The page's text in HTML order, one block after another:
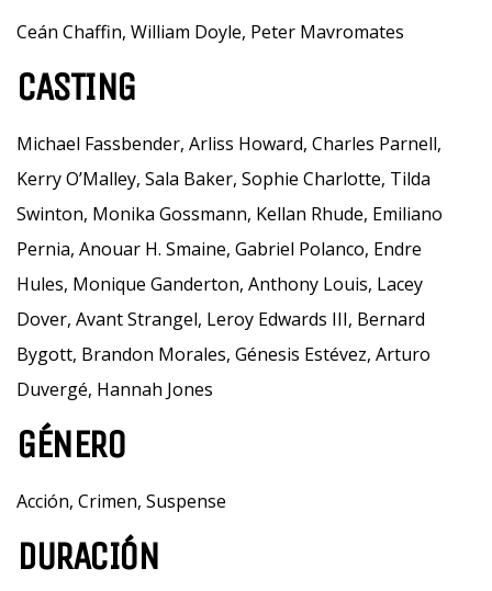
Ceán Chaffin, William Doyle, Peter Mavromates
CASTING
Michael Fassbender, Arliss Howard, Charles Parnell,
Kerry O’Malley, Sala Baker, Sophie Charlotte, Tilda
Swinton, Monika Gossmann, Kellan Rhude, Emiliano
Pernia, Anouar H. Smaine, Gabriel Polanco, Endre
Hules, Monique Ganderton, Anthony Louis, Lacey
Dover, Avant Strangel, Leroy Edwards III, Bernard
Bygott, Brandon Morales, Génesis Estévez, Arturo
Duvergé, Hannah Jones
GÉNERO
Acción, Crimen, Suspense
DURACIÓN